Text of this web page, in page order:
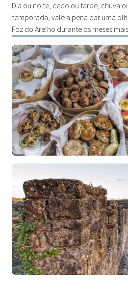
Dia ou noite, cedo ou tarde, chuva
temporada, vale a pena dar uma
Foz do Arelho durante os meses